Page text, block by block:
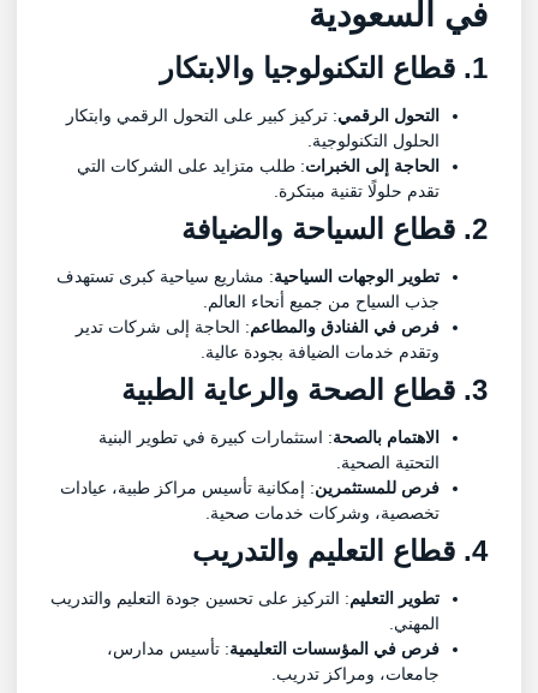
في السعودية
1. قطاع التكنولوجيا والابتكار
التحول الرقمي: تركيز كبير على التحول الرقمي وابتكار
الحلول التكنولوجية.
الحاجة إلى الخبرات: طلب متزايد على الشركات التي
تقدم حلولًا تقنية مبتكرة.
2. قطاع السياحة والضيافة
تطوير الوجهات السياحية: مشاريع سياحية كبرى تستهدف
جذب السياح من جميع أنحاء العالم.
فرص في الفنادق والمطاعم: الحاجة إلى شركات تدير
وتقدم خدمات الضيافة بجودة عالية.
3. قطاع الصحة والرعاية الطبية
الاهتمام بالصحة: استثمارات كبيرة في تطوير البنية
التحتية الصحية.
فرص للمستثمرين: إمكانية تأسيس مراكز طبية، عيادات
تخصصية، وشركات خدمات صحية.
4. قطاع التعليم والتدريب
تطوير التعليم: التركيز على تحسين جودة التعليم والتدريب
المهني.
فرص في المؤسسات التعليمية: تأسيس مدارس،
جامعات، ومراكز تدريب.